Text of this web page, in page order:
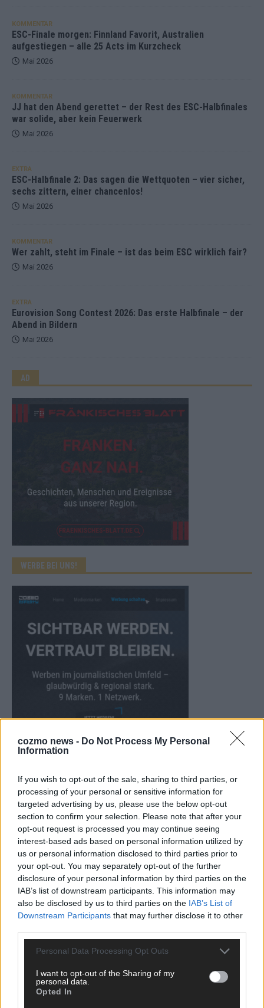
cozmo news - Do Not Process My Personal
Information
If you wish to opt-out of the sale, sharing to third parties, or
processing of your personal or sensitive information for
targeted advertising by us, please use the below opt-out
section to confirm your selection. Please note that after your
opt-out request is processed you may continue seeing
interest-based ads based on personal information utilized by
us or personal information disclosed to third parties prior to
your opt-out. You may separately opt-out of the further
disclosure of your personal information by third parties on the
IAB’s list of downstream participants. This information may
also be disclosed by us to third parties on the IAB’s List of
Downstream Participants that may further disclose it to other
Personal Data Processing Opt Outs
I want to opt-out of the Sharing of my
personal data.
Opted In
KOMMENTAR
ESC-Finale morgen: Finnland Favorit, Australien
aufgestiegen – alle 25 Acts im Kurzcheck
Mai 2026
KOMMENTAR
JJ hat den Abend gerettet – der Rest des ESC-Halbfinales
war solide, aber kein Feuerwerk
Mai 2026
EXTRA
ESC-Halbfinale 2: Das sagen die Wettquoten – vier sicher,
sechs zittern, einer chancenlos!
Mai 2026
KOMMENTAR
Wer zahlt, steht im Finale – ist das beim ESC wirklich fair?
Mai 2026
EXTRA
Eurovision Song Contest 2026: Das erste Halbfinale – der
Abend in Bildern
Mai 2026
AD
WERBE BEI UNS!
CHECK UNS AUF FACEBOOK